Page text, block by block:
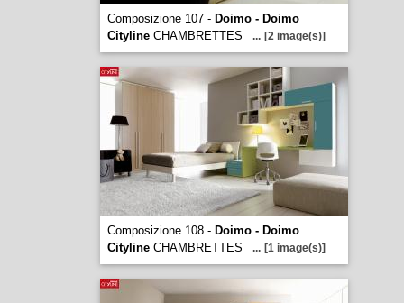
Composizione 107 - Doimo - Doimo
CitylineCHAMBRETTES ... [2 image(s)]
Composizione 108 - Doimo - Doimo
CitylineCHAMBRETTES ... [1 image(s)]